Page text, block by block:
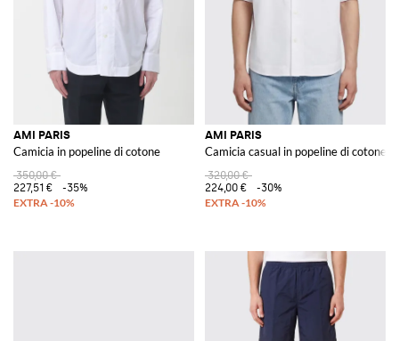
AMI PARIS
Camicia in popeline di cotone
350,00 €
227,51 €
-35%
AMI PARIS
Camicia casual in popeline di cotone
320,00 €
224,00 €
-30%